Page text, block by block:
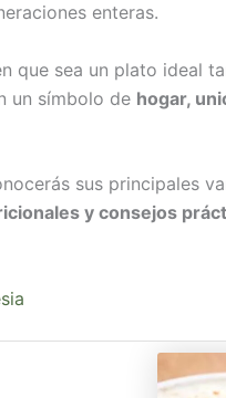
enteras.
que sea un plato ideal
un símbolo de hogar,
sus principales
y consejos